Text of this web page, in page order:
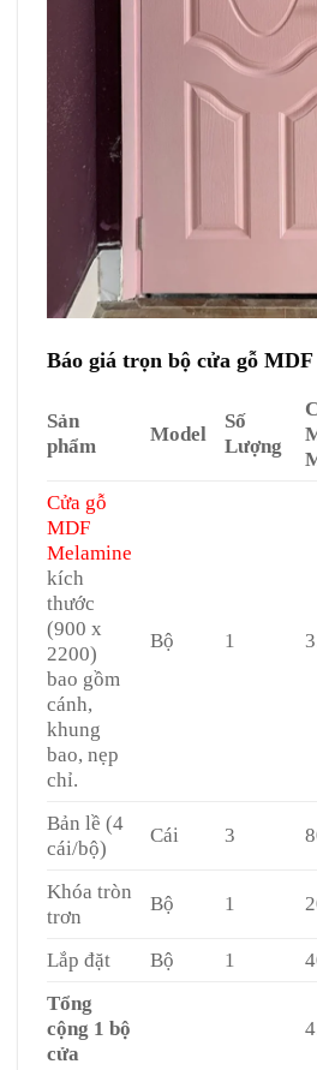
Báo giá trọn bộ cửa gỗ
Sản
phẩm
Model
Số
Lượng
Cửa gỗ
MDF
Melamine
kích
thước
(900 x
2200)
bao gồm
cánh,
khung
bao, nẹp
chỉ.
Bộ 1
Bản lề (4
cái/bộ)
Cái 3
Khóa tròn
trơn
Bộ 1
Lắp đặt Bộ 1
Tổng
cộng 1 bộ
cửa